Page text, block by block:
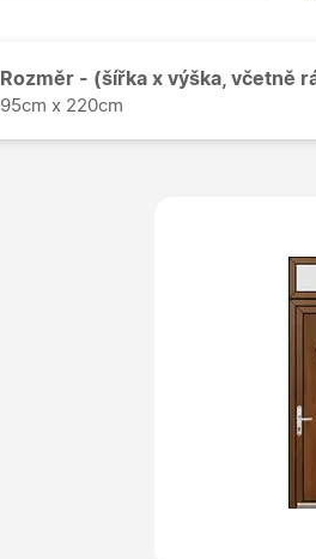
Rozměr - (šířka x výška, včetně
95cm x 220cm